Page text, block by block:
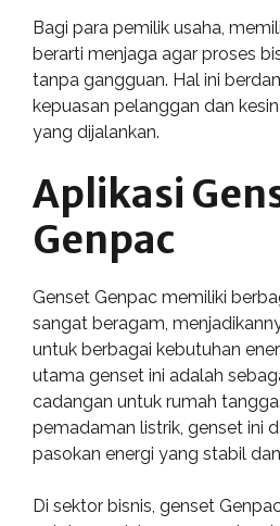
Bagi para pemilik usaha,
berarti menjaga agar proses
tanpa gangguan. Hal ini
kepuasan pelanggan dan
yang dijalankan.
Aplikasi
Genpac
Genset Genpac memiliki
sangat beragam,
untuk berbagai kebutuhan
utama genset ini adalah
cadangan untuk rumah
pemadaman listrik, genset ini
pasokan energi yang stabil
Di sektor bisnis, genset